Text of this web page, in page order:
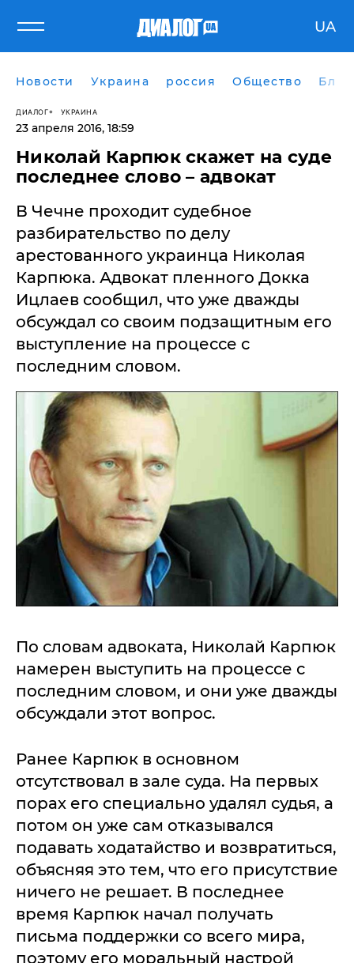
UA
Новости Украина россия Общество
ДИАЛОГ УКРАИНА
23 апреля 2016, 18:59
Николай Карпюк скажет на суде
последнее слово – адвокат
В Чечне проходит судебное
разбирательство по делу
арестованного украинца Николая
Карпюка. Адвокат пленного Докка
Ицлаев сообщил, что уже дважды
обсуждал со своим подзащитным его
выступление на процессе с
последним словом.
По словам адвоката, Николай Карпюк
намерен выступить на процессе с
последним словом, и они уже дважды
обсуждали этот вопрос.
Ранее Карпюк в основном
отсутствовал в зале суда. На первых
порах его специально удалял судья, а
потом он уже сам отказывался
подавать ходатайство и возвратиться,
объясняя это тем, что его присутствие
ничего не решает. В последнее
время Карпюк начал получать
письма поддержки со всего мира,
поэтому его моральный настрой